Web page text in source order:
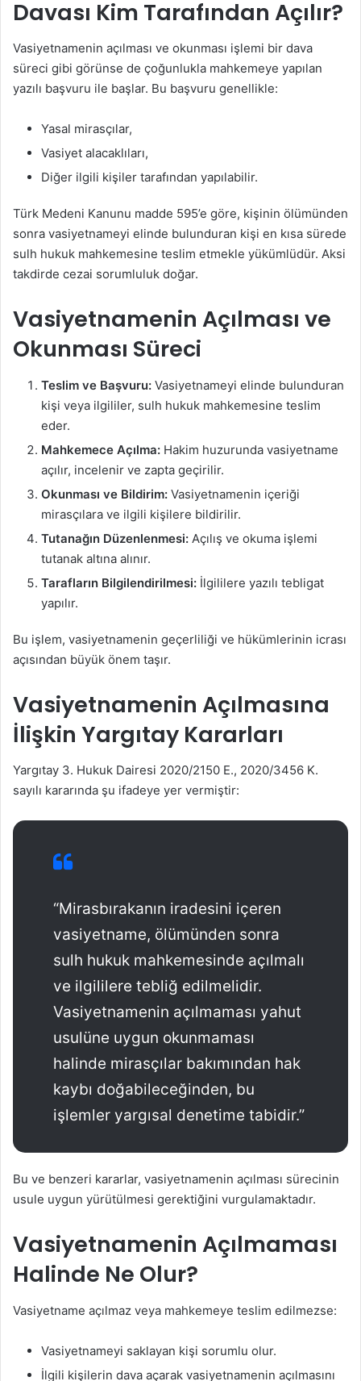
Davası Kim Tarafından Açılır?
Vasiyetnamenin açılması ve okunması işlemi bir dava
süreci gibi görünse de çoğunlukla mahkemeye yapılan
yazılı başvuru ile başlar. Bu başvuru genellikle:
Yasal mirasçılar,
Vasiyet alacaklıları,
Diğer ilgili kişiler tarafından yapılabilir.
Türk Medeni Kanunu madde 595’e göre, kişinin ölümünden
sonra vasiyetnameyi elinde bulunduran kişi en kısa sürede
sulh hukuk mahkemesine teslim etmekle yükümlüdür. Aksi
takdirde cezai sorumluluk doğar.
Vasiyetnamenin Açılması ve
Okunması Süreci
Teslim ve Başvuru: Vasiyetnameyi elinde bulunduran
kişi veya ilgililer, sulh hukuk mahkemesine teslim
eder.
Mahkemece Açılma: Hakim huzurunda vasiyetname
açılır, incelenir ve zapta geçirilir.
Okunması ve Bildirim: Vasiyetnamenin içeriği
mirasçılara ve ilgili kişilere bildirilir.
Tutanağın Düzenlenmesi: Açılış ve okuma işlemi
tutanak altına alınır.
Tarafların Bilgilendirilmesi: İlgililere yazılı tebligat
yapılır.
Bu işlem, vasiyetnamenin geçerliliği ve hükümlerinin icrası
açısından büyük önem taşır.
Vasiyetnamenin Açılmasına
İlişkin Yargıtay Kararları
Yargıtay 3. Hukuk Dairesi 2020/2150 E., 2020/3456 K.
sayılı kararında şu ifadeye yer vermiştir:
“Mirasbırakanın iradesini içeren
vasiyetname, ölümünden sonra
sulh hukuk mahkemesinde açılmalı
ve ilgililere tebliğ edilmelidir.
Vasiyetnamenin açılmaması yahut
usulüne uygun okunmaması
halinde mirasçılar bakımından hak
kaybı doğabileceğinden, bu
işlemler yargısal denetime tabidir.”
Bu ve benzeri kararlar, vasiyetnamenin açılması sürecinin
usule uygun yürütülmesi gerektiğini vurgulamaktadır.
Vasiyetnamenin Açılmaması
Halinde Ne Olur?
Vasiyetname açılmaz veya mahkemeye teslim edilmezse:
Vasiyetnameyi saklayan kişi sorumlu olur.
İlgili kişilerin dava açarak vasiyetnamenin açılmasını